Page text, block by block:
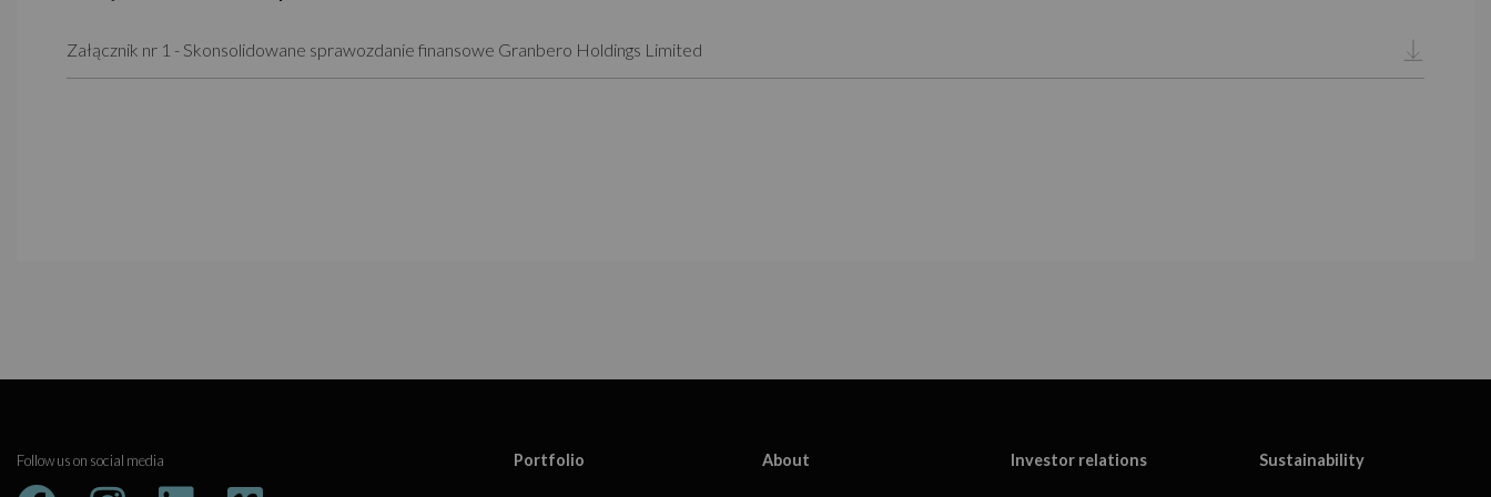
Załącznik nr 1 - Skonsolidowane sprawozdanie finansowe Granbero Holdings Limited
Follow us on social media Portfolio About Investor relations Sustainability